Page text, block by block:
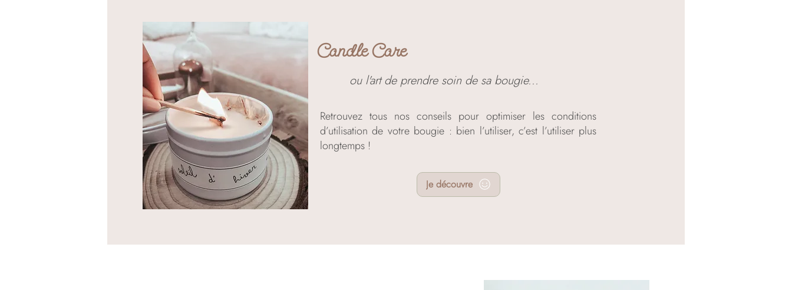
Candle Care
ou l'art de prendre soin de sa bougie...
Retrouvez tous nos conseils pour optimiser les conditions
d’utilisation de votre bougie : bien l’utiliser, c’est l’utiliser plus
longtemps !
Je découvre